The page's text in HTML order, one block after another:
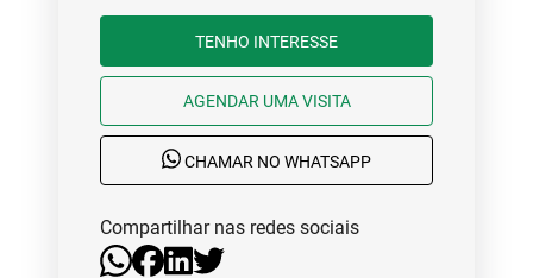
TENHO INTERESSE
AGENDAR UMA VISITA
CHAMAR NO WHATSAPP
Compartilhar nas redes sociais